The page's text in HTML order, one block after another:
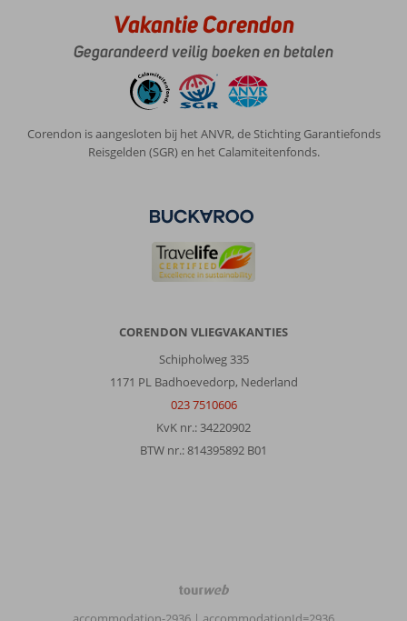
Vakantie Corendon
Gegarandeerd veilig boeken en betalen
Corendon is aangesloten bij het ANVR, de Stichting Garantiefonds
Reisgelden (SGR) en het Calamiteitenfonds.
CORENDON VLIEGVAKANTIES
Schipholweg 335
1171 PL Badhoevedorp, Nederland
023 7510606
KvK nr.: 34220902
BTW nr.: 814395892 B01
TourWeb